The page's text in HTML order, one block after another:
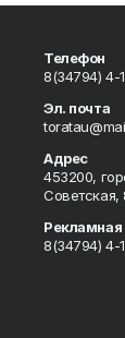
Телефон
8(34794) 4-
Эл. почта
Адрес
453200,
Советская,
8(34794) 4-